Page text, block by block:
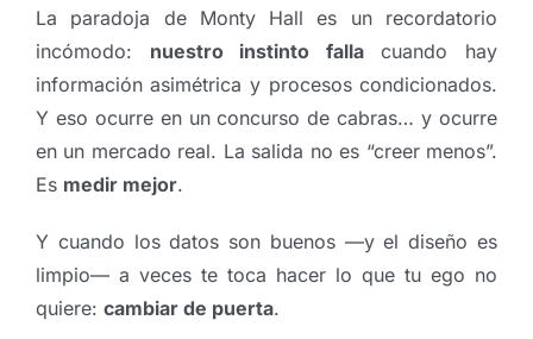
La paradoja de Monty Hall es un recordatorio
incómodo: nuestro instinto fallacuando hay
información asimétrica y procesos condicionados.
Y eso ocurre en un concurso de cabras… y ocurre
en un mercado real. La salida no es “creer menos”.
Es medir mejor.
Y cuando los datos son buenos —y el diseño es
limpio— a veces te toca hacer lo que tu ego no
quiere: cambiar de puerta.